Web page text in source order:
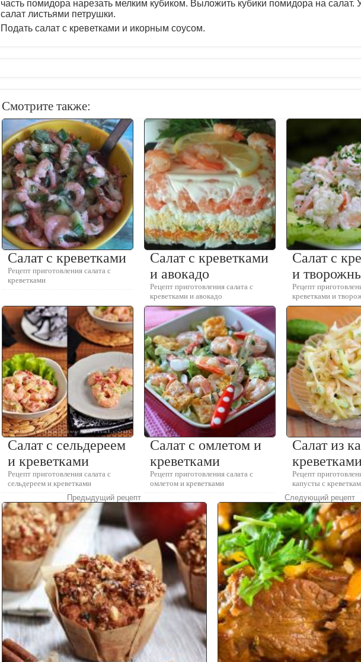
часть помидора нарезать мелким кубиком. Выложить кубики помидора на салат.
салат листьями петрушки.
Подать салат с креветками и икорным соусом.
Смотрите также:
Салат с креветками
Рецепт приготовления салата с
креветками
Салат с креветками
и авокадо
Рецепт приготовления салата с
креветками и авокадо
Салат с
и
Рецепт
креветками и
Салат с сельдереем
и креветками
Рецепт приготовления салата с
сельдереем и креветками
Салат с омлетом и
креветками
Рецепт приготовления салата с
омлетом и креветками
Салат из
Рецепт
капусты с
Предыдущий рецепт
Следующий рецепт